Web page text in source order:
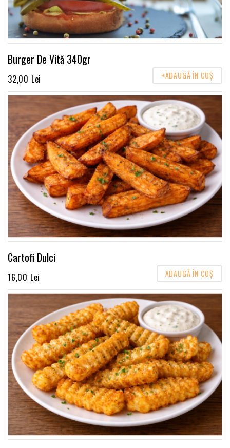
Burger De Vită 340gr
32,00 Lei +ADAUGĂ ÎN COŞ
Cartofi Dulci
16,00 Lei ADAUGĂ ÎN COŞ